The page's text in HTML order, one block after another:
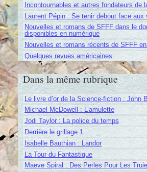
Incontournables et autres fondateurs de
Laurent Pépin : Se tenir debout face aux
Nouvelles et romans de SFFF dans le
disponibles en numérique
Nouvelles et romans récents de SFFF
Quelques revues américaines
Dans la même rubrique
Le livre d’or de la Science-fiction : John
Michael McDowell : L’amulette
Jodi Taylor : La police du temps
Derrière le grillage 1
Isabelle Bauthian : Landor
La Tour du Fantastique
Maeve Spiral : Des Perles Pour Les